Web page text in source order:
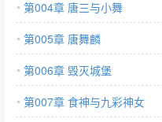
第004章 唐三与小舞
第005章 唐舞麟
第006章 毁灭城堡
第007章 食神与九彩神女